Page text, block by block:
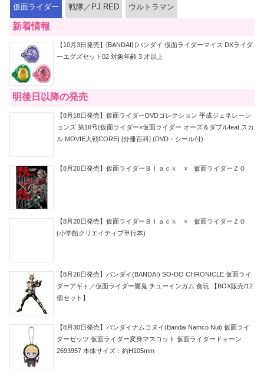
仮面ライダー 戦隊／PJ.RED ウルトラマン
新着情報
【10月3日発売】[BANDAI] [バンダイ 仮面ライダーマイス DXライダ
ーエグズセット02 対象年齢 3 才以上
明後日以降の発売
【8月18日発売】仮面ライダーDVDコレクション 平成ジェネレーシ
ョンズ 第16号(仮面ライダー×仮面ライダー オーズ＆ダブルfeat.スカ
ル MOVIE大戦CORE) [分冊百科] (DVD・シール付)
【8月20日発売】仮面ライダーＢｌａｃｋ × 仮面ライダーＺＯ
【8月20日発売】仮面ライダーＢｌａｃｋ × 仮面ライダーＺＯ
(小学館クリエイティブ単行本)
【8月26日発売】バンダイ(BANDAI) SO-DO CHRONICLE 仮面ライ
ダーアギト／仮面ライダー響鬼 チューインガム 食玩 【BOX販売/12
個セット】
【8月30日発売】バンダイナムコヌイ(Bandai Namco Nui) 仮面ライ
ダーゼッツ 仮面ライダー変身マスコット 仮面ライダードォーン
2693957 本体サイズ：約H105mm